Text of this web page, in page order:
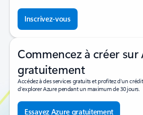
Inscrivez-vous
Commencez à créer sur
gratuitement
Accédez à des services gratuits et profitez d’un
d’explorer Azure pendant un maximum de 30 jours.
Essayez Azure gratuitement